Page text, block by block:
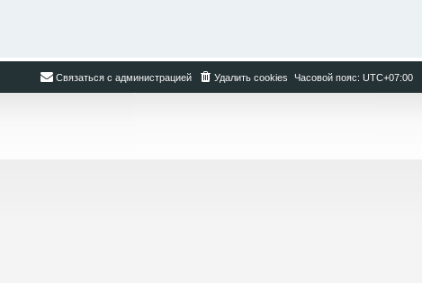
Часовой пояс: UTC+07:00
Удалить cookies
Связаться с администрацией